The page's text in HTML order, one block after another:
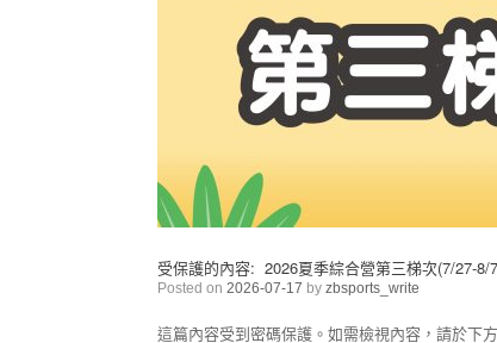
受保護的內容: 2026夏季綜合營第三梯次(7/27-8/
Posted on 2026-07-17 by zbsports_write
這篇內容受到密碼保護。如需檢視內容，請於下